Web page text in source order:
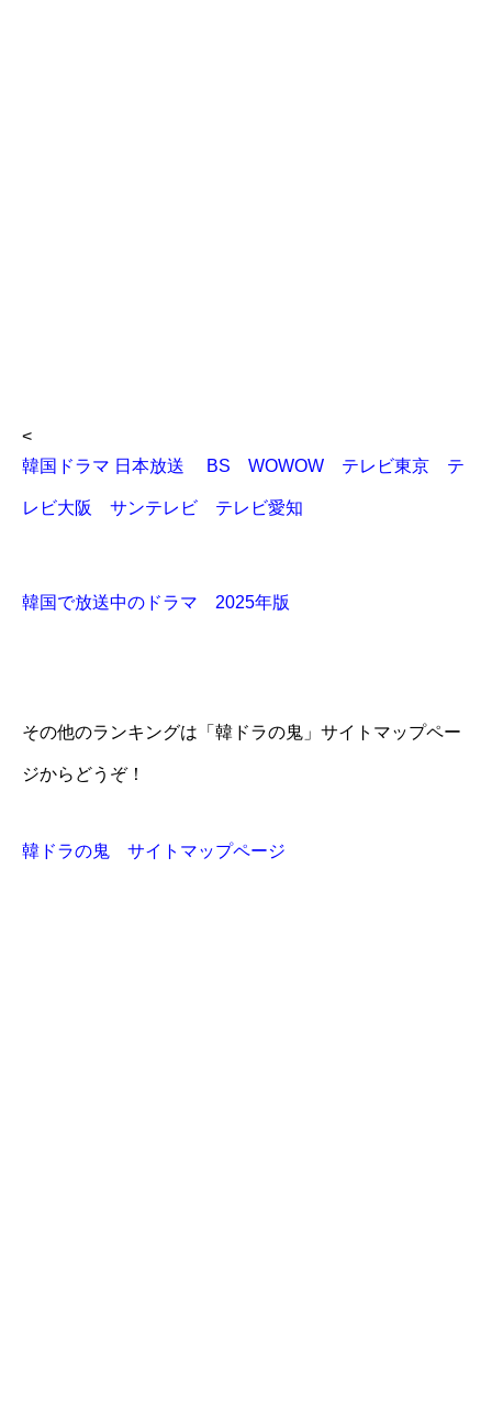
<
韓国ドラマ 日本放送 BS WOWOW テレビ東京 テ
レビ大阪 サンテレビ テレビ愛知
韓国で放送中のドラマ 2025年版
その他のランキングは「韓ドラの鬼」サイトマップペー
ジからどうぞ！
韓ドラの鬼 サイトマップページ